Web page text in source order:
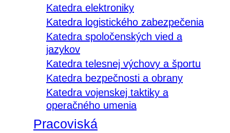
Katedra elektroniky
Katedra logistického zabezpečenia
Katedra spoločenských vied a
jazykov
Katedra telesnej výchovy a športu
Katedra bezpečnosti a obrany
Katedra vojenskej taktiky a
operačného umenia
Pracoviská